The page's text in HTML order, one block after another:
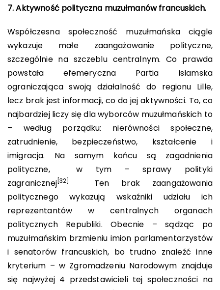
7. Aktywność polityczna muzułmanów francuskich.
Współczesna społeczność muzułmańska ciągle
wykazuje małe zaangażowanie polityczne,
szczególnie na szczeblu centralnym. Co prawda
powstała efemeryczna Partia Islamska
ograniczająca swoją działalność do regionu Lille,
lecz brak jest informacji, co do jej aktywności. To, co
najbardziej liczy się dla wyborców muzułmańskich to
– według porządku: nierówności społeczne,
zatrudnienie, bezpieczeństwo, kształcenie i
imigracja. Na samym końcu są zagadnienia
polityczne, w tym – sprawy polityki
zagranicznej[32]
Ten brak zaangażowania
politycznego wykazują wskaźniki udziału ich
reprezentantów w centralnych organach
politycznych Republiki. Obecnie – sądząc po
muzułmańskim brzmieniu imion parlamentarzystów
i senatorów francuskich, bo trudno znaleźć inne
kryterium – w Zgromadzeniu Narodowym znajduje
się najwyżej 4 przedstawicieli tej społeczności na